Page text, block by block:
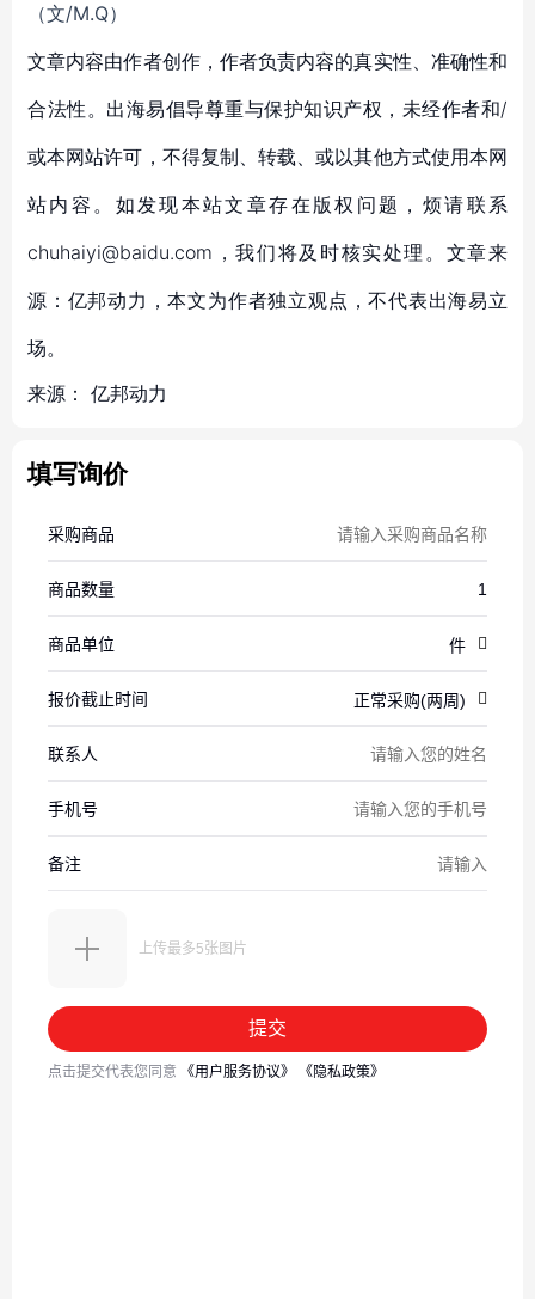
（文/M.Q）
文章内容由作者创作，作者负责内容的真实性、准确性和
合法性。出海易倡导尊重与保护知识产权，未经作者和/
或本网站许可，不得复制、转载、或以其他方式使用本网
站内容。如发现本站文章存在版权问题，烦请联系
chuhaiyi@baidu.com，我们将及时核实处理。文章来
源：亿邦动力，本文为作者独立观点，不代表出海易立
场。
来源： 亿邦动力
填写询价